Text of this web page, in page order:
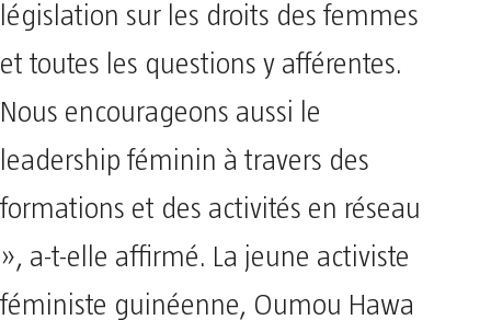
législation sur les droits des femmes
et toutes les questions y afférentes.
Nous encourageons aussi le
leadership féminin à travers des
formations et des activités en réseau
», a-t-elle affirmé. La jeune activiste
féministe guinéenne, Oumou Hawa